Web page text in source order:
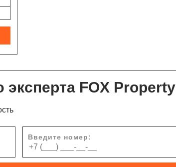
FOX Property
Введите номер: